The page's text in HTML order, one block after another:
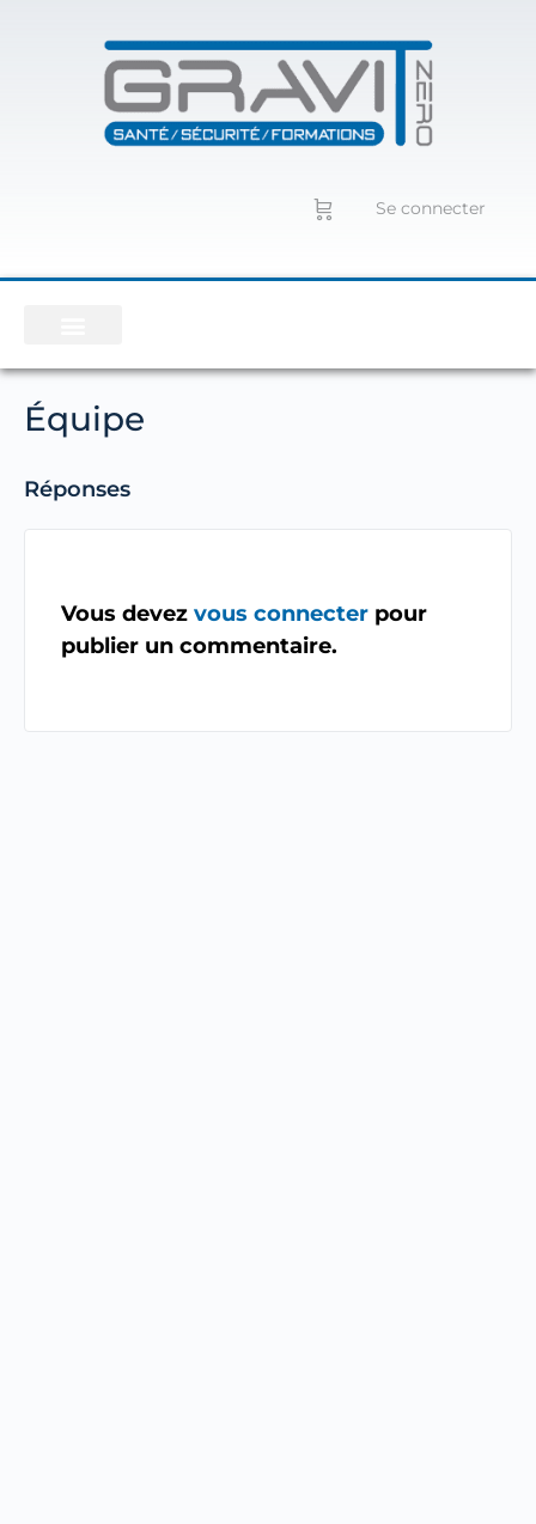
Se connecter
Équipe
Réponses
Vous devez vous connecter pour
publier un commentaire.